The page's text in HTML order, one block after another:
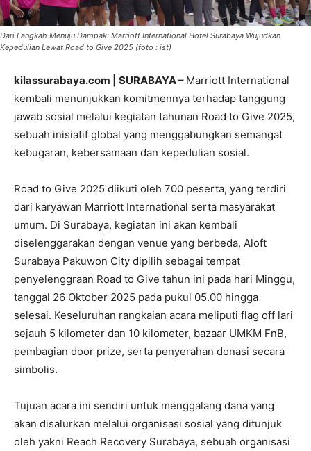
Dari Langkah Menuju Dampak: Marriott International Hotel Surabaya Wujudkan
Kepedulian Lewat Road to Give 2025 (foto : ist)
kilassurabaya.com | SURABAYA – Marriott International
kembali menunjukkan komitmennya terhadap tanggung
jawab sosial melalui kegiatan tahunan Road to Give 2025,
sebuah inisiatif global yang menggabungkan semangat
kebugaran, kebersamaan dan kepedulian sosial.
Road to Give 2025 diikuti oleh 700 peserta, yang terdiri
dari karyawan Marriott International serta masyarakat
umum. Di Surabaya, kegiatan ini akan kembali
diselenggarakan dengan venue yang berbeda, Aloft
Surabaya Pakuwon City dipilih sebagai tempat
penyelenggraan Road to Give tahun ini pada hari Minggu,
tanggal 26 Oktober 2025 pada pukul 05.00 hingga
selesai. Keseluruhan rangkaian acara meliputi flag off lari
sejauh 5 kilometer dan 10 kilometer, bazaar UMKM FnB,
pembagian door prize, serta penyerahan donasi secara
simbolis.
Tujuan acara ini sendiri untuk menggalang dana yang
akan disalurkan melalui organisasi sosial yang ditunjuk
oleh yakni Reach Recovery Surabaya, sebuah organisasi